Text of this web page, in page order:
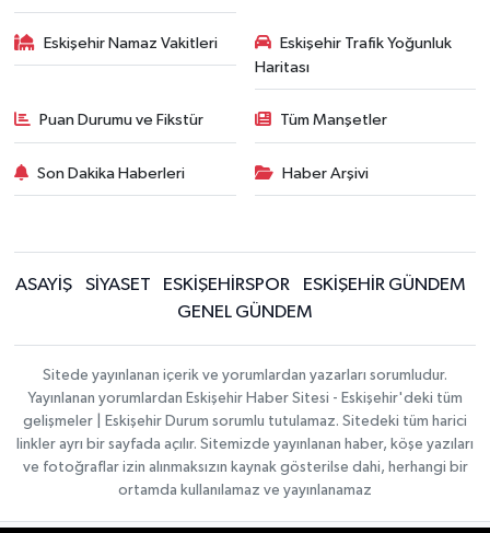
Eskişehir Namaz Vakitleri
Eskişehir Trafik Yoğunluk
Haritası
Puan Durumu ve Fikstür Tüm Manşetler
Son Dakika Haberleri Haber Arşivi
ASAYİŞ SİYASET ESKİŞEHİRSPOR
ESKİŞEHİR GÜNDEM
GENEL GÜNDEM
Sitede yayınlanan içerik ve yorumlardan yazarları sorumludur.
Yayınlanan yorumlardan Eskişehir Haber Sitesi - Eskişehir'deki tüm
gelişmeler | Eskişehir Durum sorumlu tutulamaz. Sitedeki tüm harici
linkler ayrı bir sayfada açılır. Sitemizde yayınlanan haber, köşe yazıları
ve fotoğraflar izin alınmaksızın kaynak gösterilse dahi, herhangi bir
ortamda kullanılamaz ve yayınlanamaz